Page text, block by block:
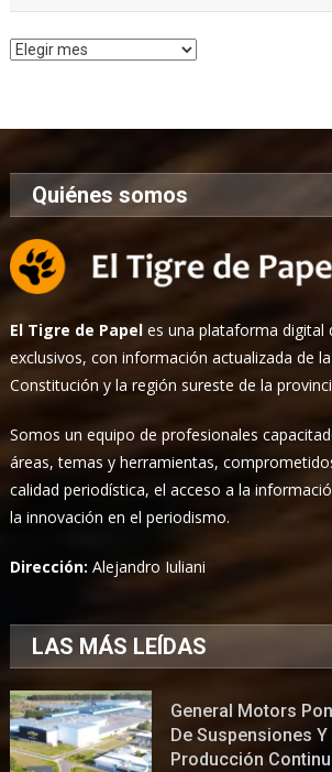
Archivo
Quiénes somos
El Tigre de Papel es una plataforma digital
exclusivos, con información actualizada de
Constitución y la región sureste de la
Somos un equipo de profesionales
áreas, temas y herramientas,
calidad periodística, el acceso a la
la innovación en el periodismo.
Dirección:Alejandro Iuliani
LAS MÁS LEÍDAS
General Motors
De Suspensiones Y
Producción